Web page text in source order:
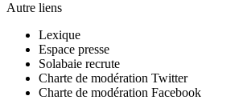
Autre liens
Lexique
Espace presse
Solabaie recrute
Charte de modération Twitter
Charte de modération Facebook